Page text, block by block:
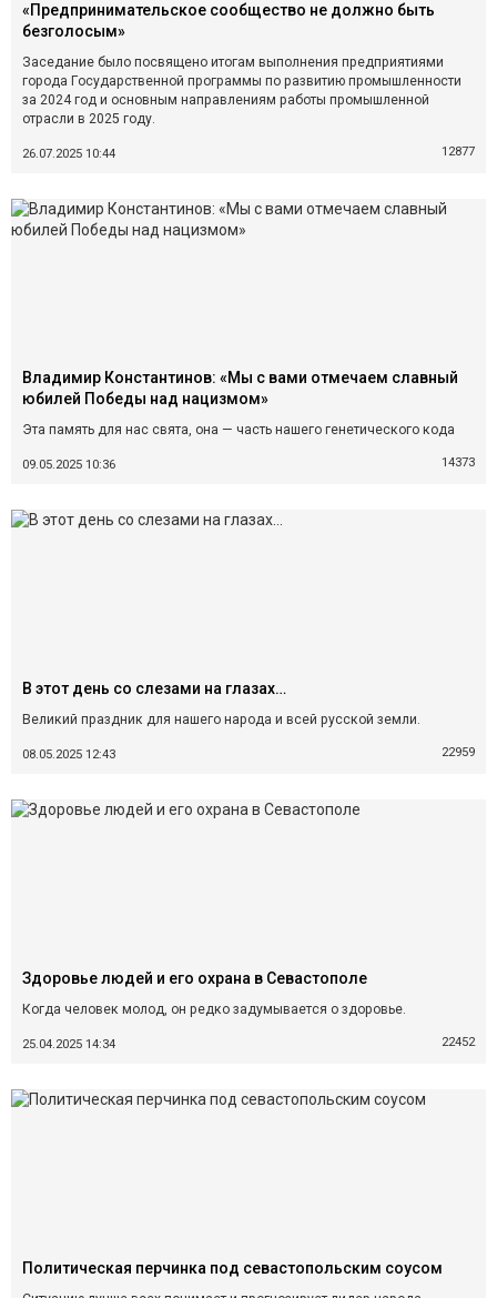
«Предпринимательское сообщество не должно быть
безголосым»
Заседание было посвящено итогам выполнения предприятиями
города Государственной программы по развитию промышленности
за 2024 год и основным направлениям работы промышленной
отрасли в 2025 году.
26.07.2025 10:44 12877
Владимир Константинов: «Мы с вами отмечаем славный
юбилей Победы над нацизмом»
Эта память для нас свята, она — часть нашего генетического кода
09.05.2025 10:36 14373
В этот день со слезами на глазах…
Великий праздник для нашего народа и всей русской земли.
08.05.2025 12:43 22959
Здоровье людей и его охрана в Севастополе
Когда человек молод, он редко задумывается о здоровье.
25.04.2025 14:34 22452
Политическая перчинка под севастопольским соусом